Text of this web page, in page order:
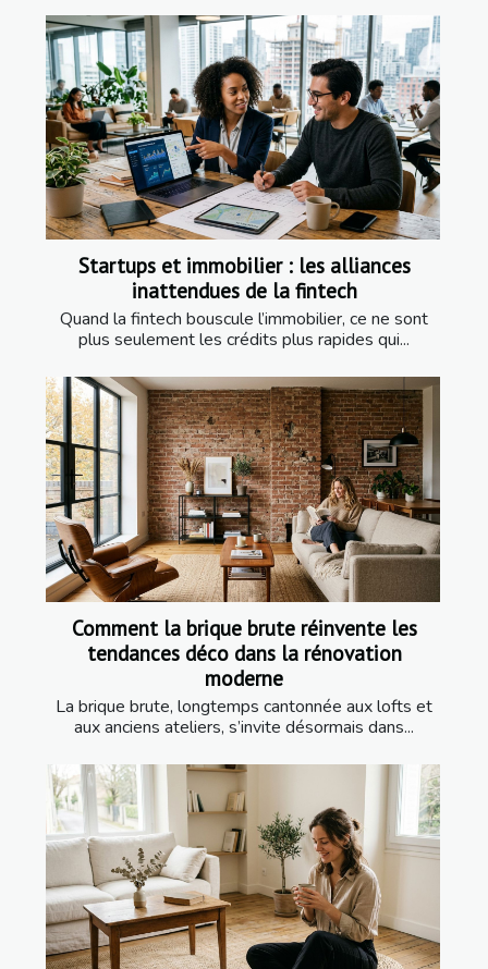
Startups et immobilier : les alliances
inattendues de la fintech
Quand la fintech bouscule l’immobilier, ce ne sont
plus seulement les crédits plus rapides qui...
Comment la brique brute réinvente les
tendances déco dans la rénovation
moderne
La brique brute, longtemps cantonnée aux lofts et
aux anciens ateliers, s’invite désormais dans...